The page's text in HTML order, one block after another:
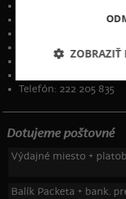
Garancia výmeny a
Naše desatoro
Osobné údaje
Telefón: 222 205 835
Dotujeme poštovné
Výdajné miesto +
Balík Packeta + bank.
ZOBRAZIŤ